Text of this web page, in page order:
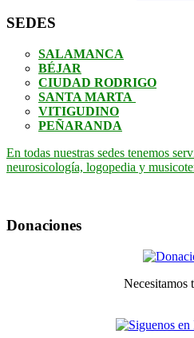
SEDES
SALAMANCA
BÉJAR
CIUDAD RODRIGO
SANTA MARTA
VITIGUDINO
PEÑARANDA
En todas nuestras sedes tenemos
neurosicología, logopedia y
Donaciones
Necesitamos